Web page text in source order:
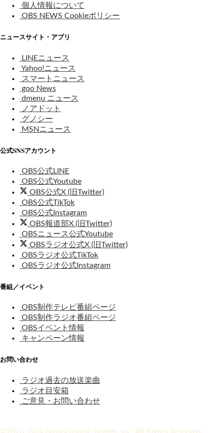
個人情報について
OBS NEWS Cookieポリシー
ニュースサイト・アプリ
LINEニュース
Yahoo!ニュース
スマートニュース
goo News
dmenu ニュース
ノアドット
グノシー
MSNニュース
公式SNSアカウント
OBS公式LINE
OBS公式Youtube
OBS公式X (旧Twitter)
OBS公式TikTok
OBS公式Instagram
OBS報道部X (旧Twitter)
OBSニュース公式Youtube
OBSラジオ公式X (旧Twitter)
OBSラジオ公式TikTok
OBSラジオ公式Instagram
番組／イベント
OBS制作テレビ番組ページ
OBS制作ラジオ番組ページ
OBSイベント情報
キャンペーン情報
お問い合わせ
ラジオ過去の放送楽曲
ラジオ目安箱
ご意見・お問い合わせ
©2026 Oita Broadcasting System, Inc. All Rights Reserved.